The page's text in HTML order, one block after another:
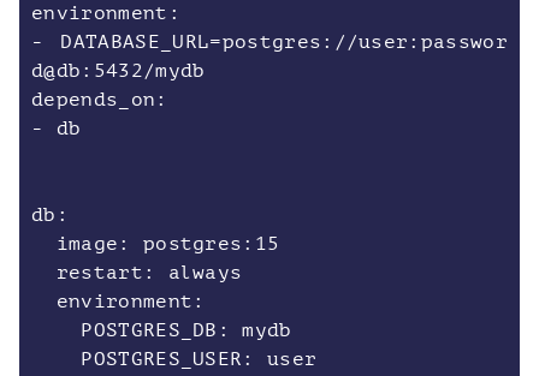
environment:
- DATABASE_URL=postgres://user:passwor
d@db:5432/mydb
depends_on:
- db
db:
image: postgres:15
restart: always
environment:
POSTGRES_DB: mydb
POSTGRES_USER: user